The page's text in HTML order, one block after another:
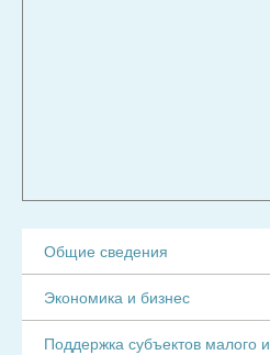
Общие сведения
Экономика и бизнес
Поддержка субъектов малого и